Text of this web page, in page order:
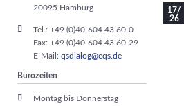
20095 Hamburg
Tel.: +49 (0)40-604 43 60-0
Fax: +49 (0)40-604 43 60-29
E-Mail: qsdialog@eqs.de
Bürozeiten
Montag bis Donnerstag
17/
26